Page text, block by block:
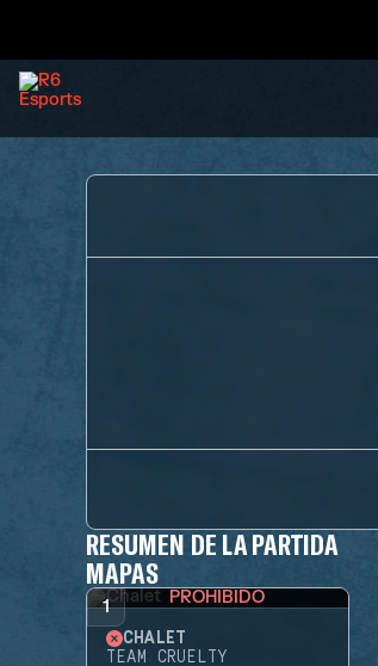
RESUMEN DE LA PARTIDA
MAPAS
1 PROHIBIDO
CHALET
TEAM CRUELTY